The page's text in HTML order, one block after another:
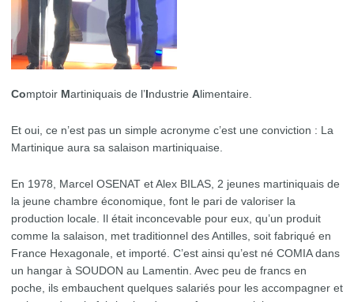
Comptoir M artiniquais de l’I ndustrie Alimentaire.
Et oui, ce n’est pas un simple acronyme c’est une conviction : La
Martinique aura sa salaison martiniquaise.
En 1978, Marcel OSENAT et Alex BILAS, 2 jeunes martiniquais de
la jeune chambre économique, font le pari de valoriser la
production locale. Il était inconcevable pour eux, qu’un produit
comme la salaison, met traditionnel des Antilles, soit fabriqué en
France Hexagonale, et importé. C’est ainsi qu’est né COMIA dans
un hangar à SOUDON au Lamentin. Avec peu de francs en
poche, ils embauchent quelques salariés pour les accompagner et